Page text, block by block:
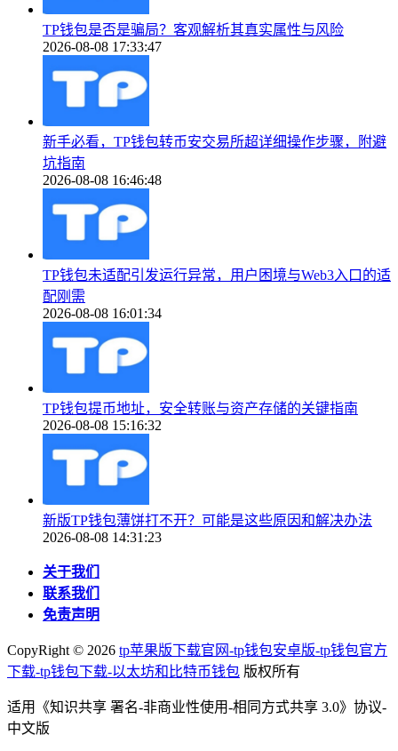
TP钱包是否是骗局？客观解析其真实属性与风险
2026-08-08 17:33:47
新手必看，TP钱包转币安交易所超详细操作步骤，附避
坑指南
2026-08-08 16:46:48
TP钱包未适配引发运行异常，用户困境与Web3入口的适
配刚需
2026-08-08 16:01:34
TP钱包提币地址，安全转账与资产存储的关键指南
2026-08-08 15:16:32
新版TP钱包薄饼打不开？可能是这些原因和解决办法
2026-08-08 14:31:23
关于我们
联系我们
免责声明
CopyRight © 2026 tp苹果版下载官网-tp钱包安卓版-tp钱包官方
下载-tp钱包下载-以太坊和比特币钱包 版权所有
适用《知识共享 署名-非商业性使用-相同方式共享 3.0》协议-
中文版